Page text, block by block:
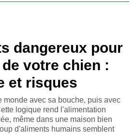
dangereux pour
votre chien :
et risques
avec sa bouche, puis avec
logique rend l'alimentation
même dans une maison bien
d'aliments humains semblent